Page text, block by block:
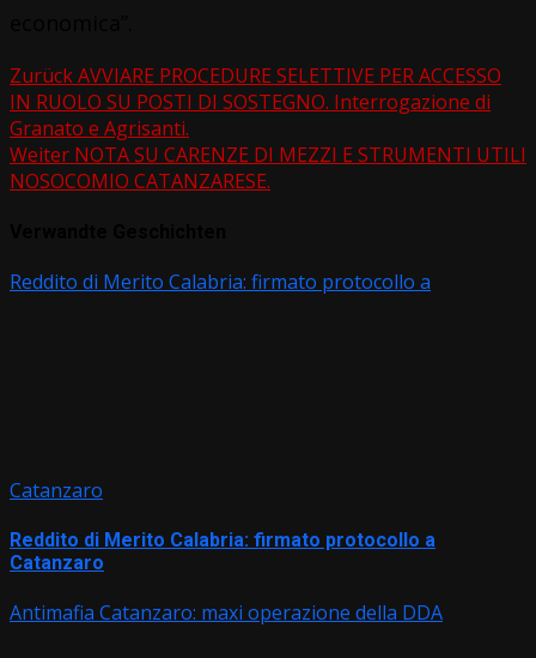
Beitragsnavigation
ZurückAVVIARE PROCEDURE SELETTIVE PER ACCESSO
IN RUOLO SU POSTI DI SOSTEGNO. Interrogazione di
Granato e Agrisanti.
Weiter NOTA SU CARENZE DI MEZZI E STRUMENTI UTILI
NOSOCOMIO CATANZARESE.
Reddito di Merito Calabria: firmato protocollo a
Catanzaro
Reddito di Merito Calabria: firmato protocollo a
Catanzaro
Antimafia Catanzaro: maxi operazione della DDA